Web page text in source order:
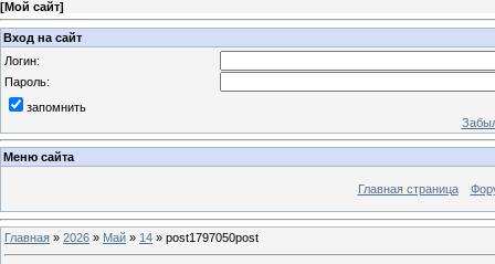
[Мой сайт]
Вход на сайт
Логин:
Пароль:
запомнить
Меню сайта
Главная страница
Главная » 2026 » Май » 14 » post1797050post